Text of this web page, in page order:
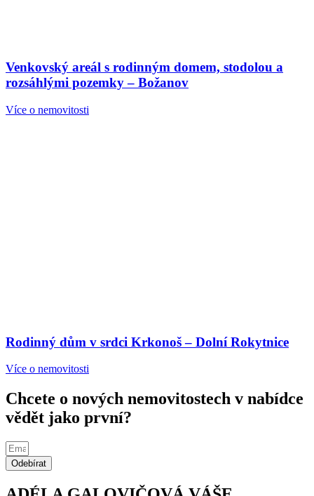
Venkovský areál s rodinným domem, stodolou a
rozsáhlými pozemky – Božanov
Více o nemovitosti
Rodinný dům v srdci Krkonoš – Dolní Rokytnice
Více o nemovitosti
Chcete o nových nemovitostech v nabídce
vědět jako první?
Odebírat